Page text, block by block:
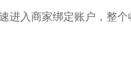
进入商家绑定账户，整